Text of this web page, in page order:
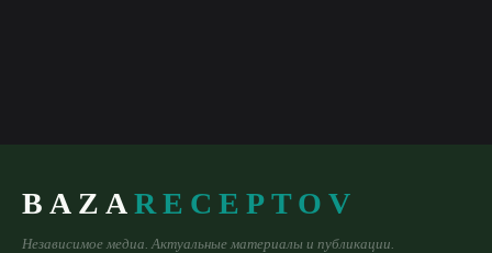
BAZARECEPTOV
Независимое медиа. Актуальные материалы и публикации.